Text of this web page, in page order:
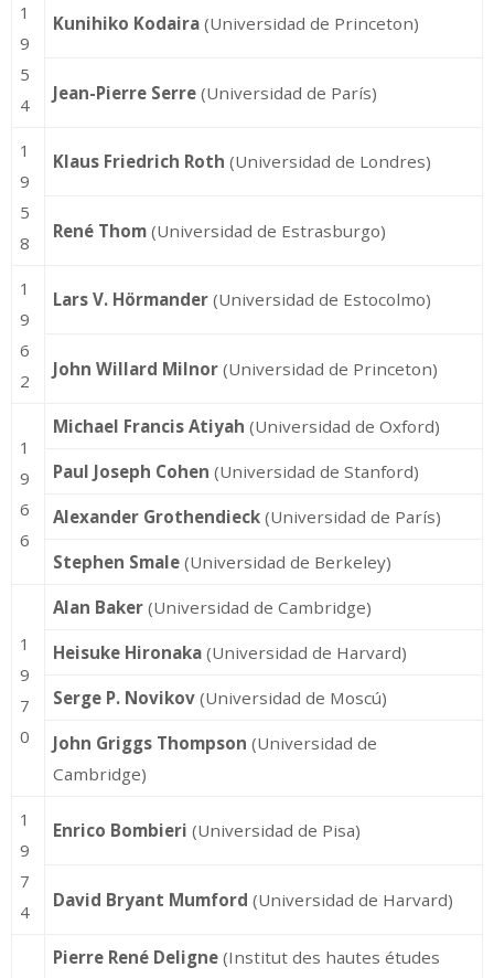
1
9
5
4
Kunihiko Kodaira(Universidad de Princeton)
Jean-Pierre Serre(Universidad de París)
1
9
5
8
Klaus Friedrich Roth (Universidad de Londres)
René Thom(Universidad de Estrasburgo)
1
9
6
2
Lars V. Hörmander(Universidad de Estocolmo)
John Willard Milnor(Universidad de Princeton)
1
9
6
6
Michael Francis Atiyah (Universidad de Oxford)
Paul Joseph Cohen (Universidad de Stanford)
Alexander Grothendieck(Universidad de París)
Stephen Smale(Universidad de Berkeley)
1
9
7
0
Alan Baker(Universidad de Cambridge)
Heisuke Hironaka(Universidad de Harvard)
Serge P. Novikov(Universidad de Moscú)
John Griggs Thompson (Universidad de
Cambridge)
1
9
7
4
Enrico Bombieri (Universidad de Pisa)
David Bryant Mumford (Universidad de Harvard)
Pierre René Deligne(Institut des hautes études